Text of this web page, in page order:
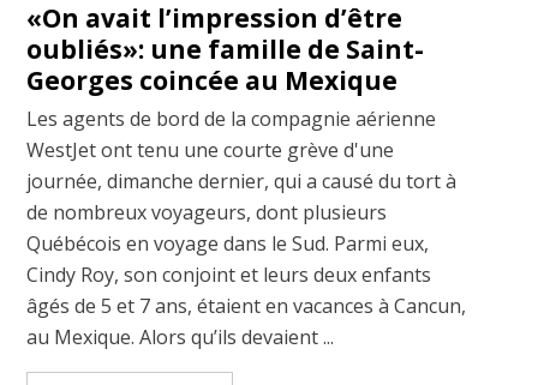
«On avait l’impression d’être
oubliés»: une famille de Saint-
Georges coincée au Mexique
Les agents de bord de la compagnie aérienne
WestJet ont tenu une courte grève d'une
journée, dimanche dernier, qui a causé du tort à
de nombreux voyageurs, dont plusieurs
Québécois en voyage dans le Sud. Parmi eux,
Cindy Roy, son conjoint et leurs deux enfants
âgés de 5 et 7 ans, étaient en vacances à Cancun,
au Mexique. Alors qu’ils devaient ...